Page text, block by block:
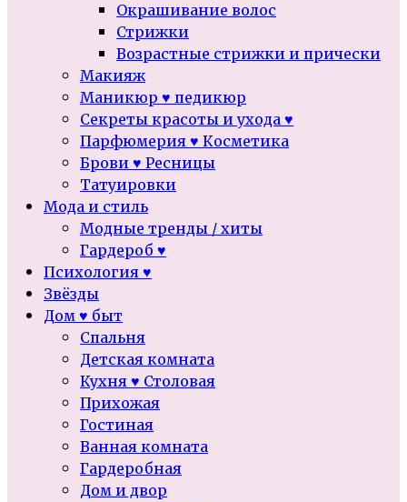
Окрашивание волос
Стрижки
Возрастные стрижки и прически
Макияж
Маникюр ♥ педикюр
Секреты красоты и ухода ♥
Парфюмерия ♥ Косметика
Брови ♥ Ресницы
Татуировки
Мода и стиль
Модные тренды / хиты
Гардероб ♥
Психология ♥
Звёзды
Дом ♥ быт
Спальня
Детская комната
Кухня ♥ Столовая
Прихожая
Гостиная
Ванная комната
Гардеробная
Дом и двор